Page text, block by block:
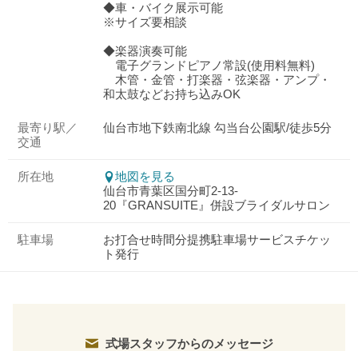
◆車・バイク展示可能
※サイズ要相談
◆楽器演奏可能
電子グランドピアノ常設(使用料無料)
木管・金管・打楽器・弦楽器・アンプ・
和太鼓などお持ち込みOK
最寄り駅／
交通
仙台市地下鉄南北線 勾当台公園駅/徒歩5分
所在地
地図を見る
仙台市青葉区国分町2-13-
20『GRANSUITE』併設ブライダルサロン
駐車場
お打合せ時間分提携駐車場サービスチケッ
ト発行
式場スタッフからのメッセージ